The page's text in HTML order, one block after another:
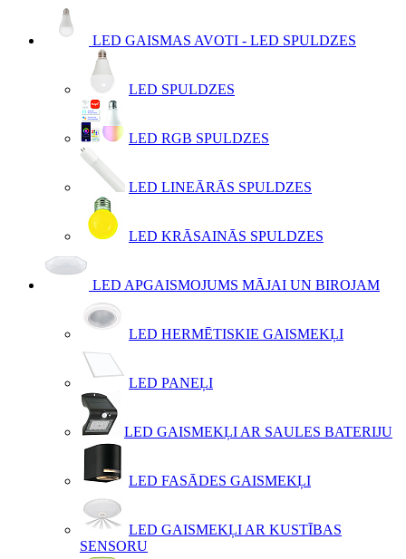
LED GAISMAS AVOTI - LED SPULDZES
LED SPULDZES
LED RGB SPULDZES
LED LINEĀRĀS SPULDZES
LED KRĀSAINĀS SPULDZES
LED APGAISMOJUMS MĀJAI UN BIROJAM
LED HERMĒTISKIE GAISMEKĻI
LED PANEĻI
LED GAISMEKĻI AR SAULES BATERIJU
LED FASĀDES GAISMEKĻI
LED GAISMEKĻI AR KUSTĪBAS
SENSORU